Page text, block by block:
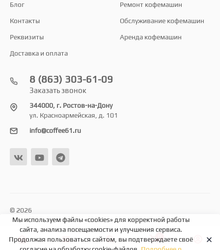
Блог
Контакты
Реквизиты
Доставка и оплата
Ремонт кофемашин
Обслуживание кофемашин
Аренда кофемашин
8 (863) 303-61-09
Заказать звонок
344000, г. Ростов-на-Дону
ул. Красноармейская, д. 101
info@coffee61.ru
© 2026
Мы используем файлы «cookies» для корректной работы
сайта, анализа посещаемости и улучшения сервиса.
Продолжая пользоваться сайтом, вы подтверждаете своё